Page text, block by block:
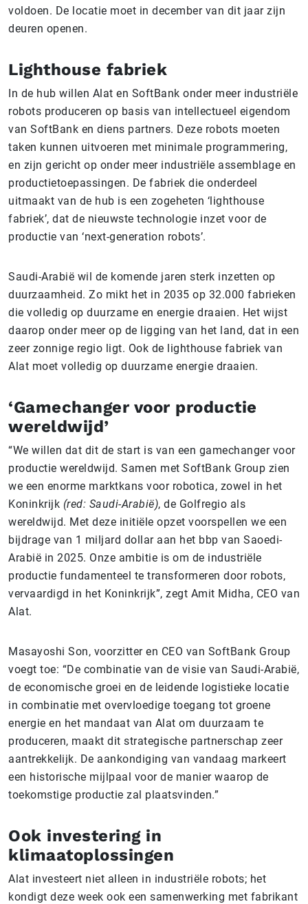
voldoen. De locatie moet in december van dit jaar zijn
deuren openen.
Lighthouse fabriek
In de hub willen Alat en SoftBank onder meer industriële
robots produceren op basis van intellectueel eigendom
van SoftBank en diens partners. Deze robots moeten
taken kunnen uitvoeren met minimale programmering,
en zijn gericht op onder meer industriële assemblage en
productietoepassingen. De fabriek die onderdeel
uitmaakt van de hub is een zogeheten ‘lighthouse
fabriek’, dat de nieuwste technologie inzet voor de
productie van ‘next-generation robots’.
Saudi-Arabië wil de komende jaren sterk inzetten op
duurzaamheid. Zo mikt het in 2035 op 32.000 fabrieken
die volledig op duurzame en energie draaien. Het wijst
daarop onder meer op de ligging van het land, dat in een
zeer zonnige regio ligt. Ook de lighthouse fabriek van
Alat moet volledig op duurzame energie draaien.
‘Gamechanger voor productie
wereldwijd’
“We willen dat dit de start is van een gamechanger voor
productie wereldwijd. Samen met SoftBank Group zien
we een enorme marktkans voor robotica, zowel in het
Koninkrijk (red: Saudi-Arabië), de Golfregio als
wereldwijd. Met deze initiële opzet voorspellen we een
bijdrage van 1 miljard dollar aan het bbp van Saoedi-
Arabië in 2025. Onze ambitie is om de industriële
productie fundamenteel te transformeren door robots,
vervaardigd in het Koninkrijk”, zegt Amit Midha, CEO van
Alat.
Masayoshi Son, voorzitter en CEO van SoftBank Group
voegt toe: “De combinatie van de visie van Saudi-Arabië,
de economische groei en de leidende logistieke locatie
in combinatie met overvloedige toegang tot groene
energie en het mandaat van Alat om duurzaam te
produceren, maakt dit strategische partnerschap zeer
aantrekkelijk. De aankondiging van vandaag markeert
een historische mijlpaal voor de manier waarop de
toekomstige productie zal plaatsvinden.”
Ook investering in
klimaatoplossingen
Alat investeert niet alleen in industriële robots; het
kondigt deze week ook een samenwerking met fabrikant